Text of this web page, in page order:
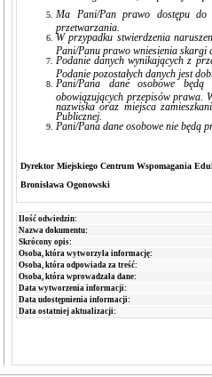
Ma Pani/Pan prawo dostępu do
przetwarzania.
W przypadku stwierdzenia
Pani/Panu prawo wniesienia
Podanie danych wynikających z
Podanie pozostałych danych jest
Pani/Pana dane osobowe będą
obowiązujących przepisów prawa.
nazwiska oraz miejsca
Publicznej.
Pani/Pana dane osobowe nie będą
Dyrektor Miejskiego Centrum Wspomagania
Bronisława Ogonowski
Ilość odwiedzin:
Nazwa dokumentu:
Skrócony opis:
Osoba, która wytworzyła informację:
Osoba, która odpowiada za treść:
Osoba, która wprowadzała dane:
Data wytworzenia informacji:
Data udostępnienia informacji:
Data ostatniej aktualizacji: